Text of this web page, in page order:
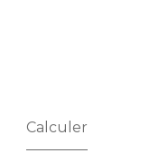
Calculer